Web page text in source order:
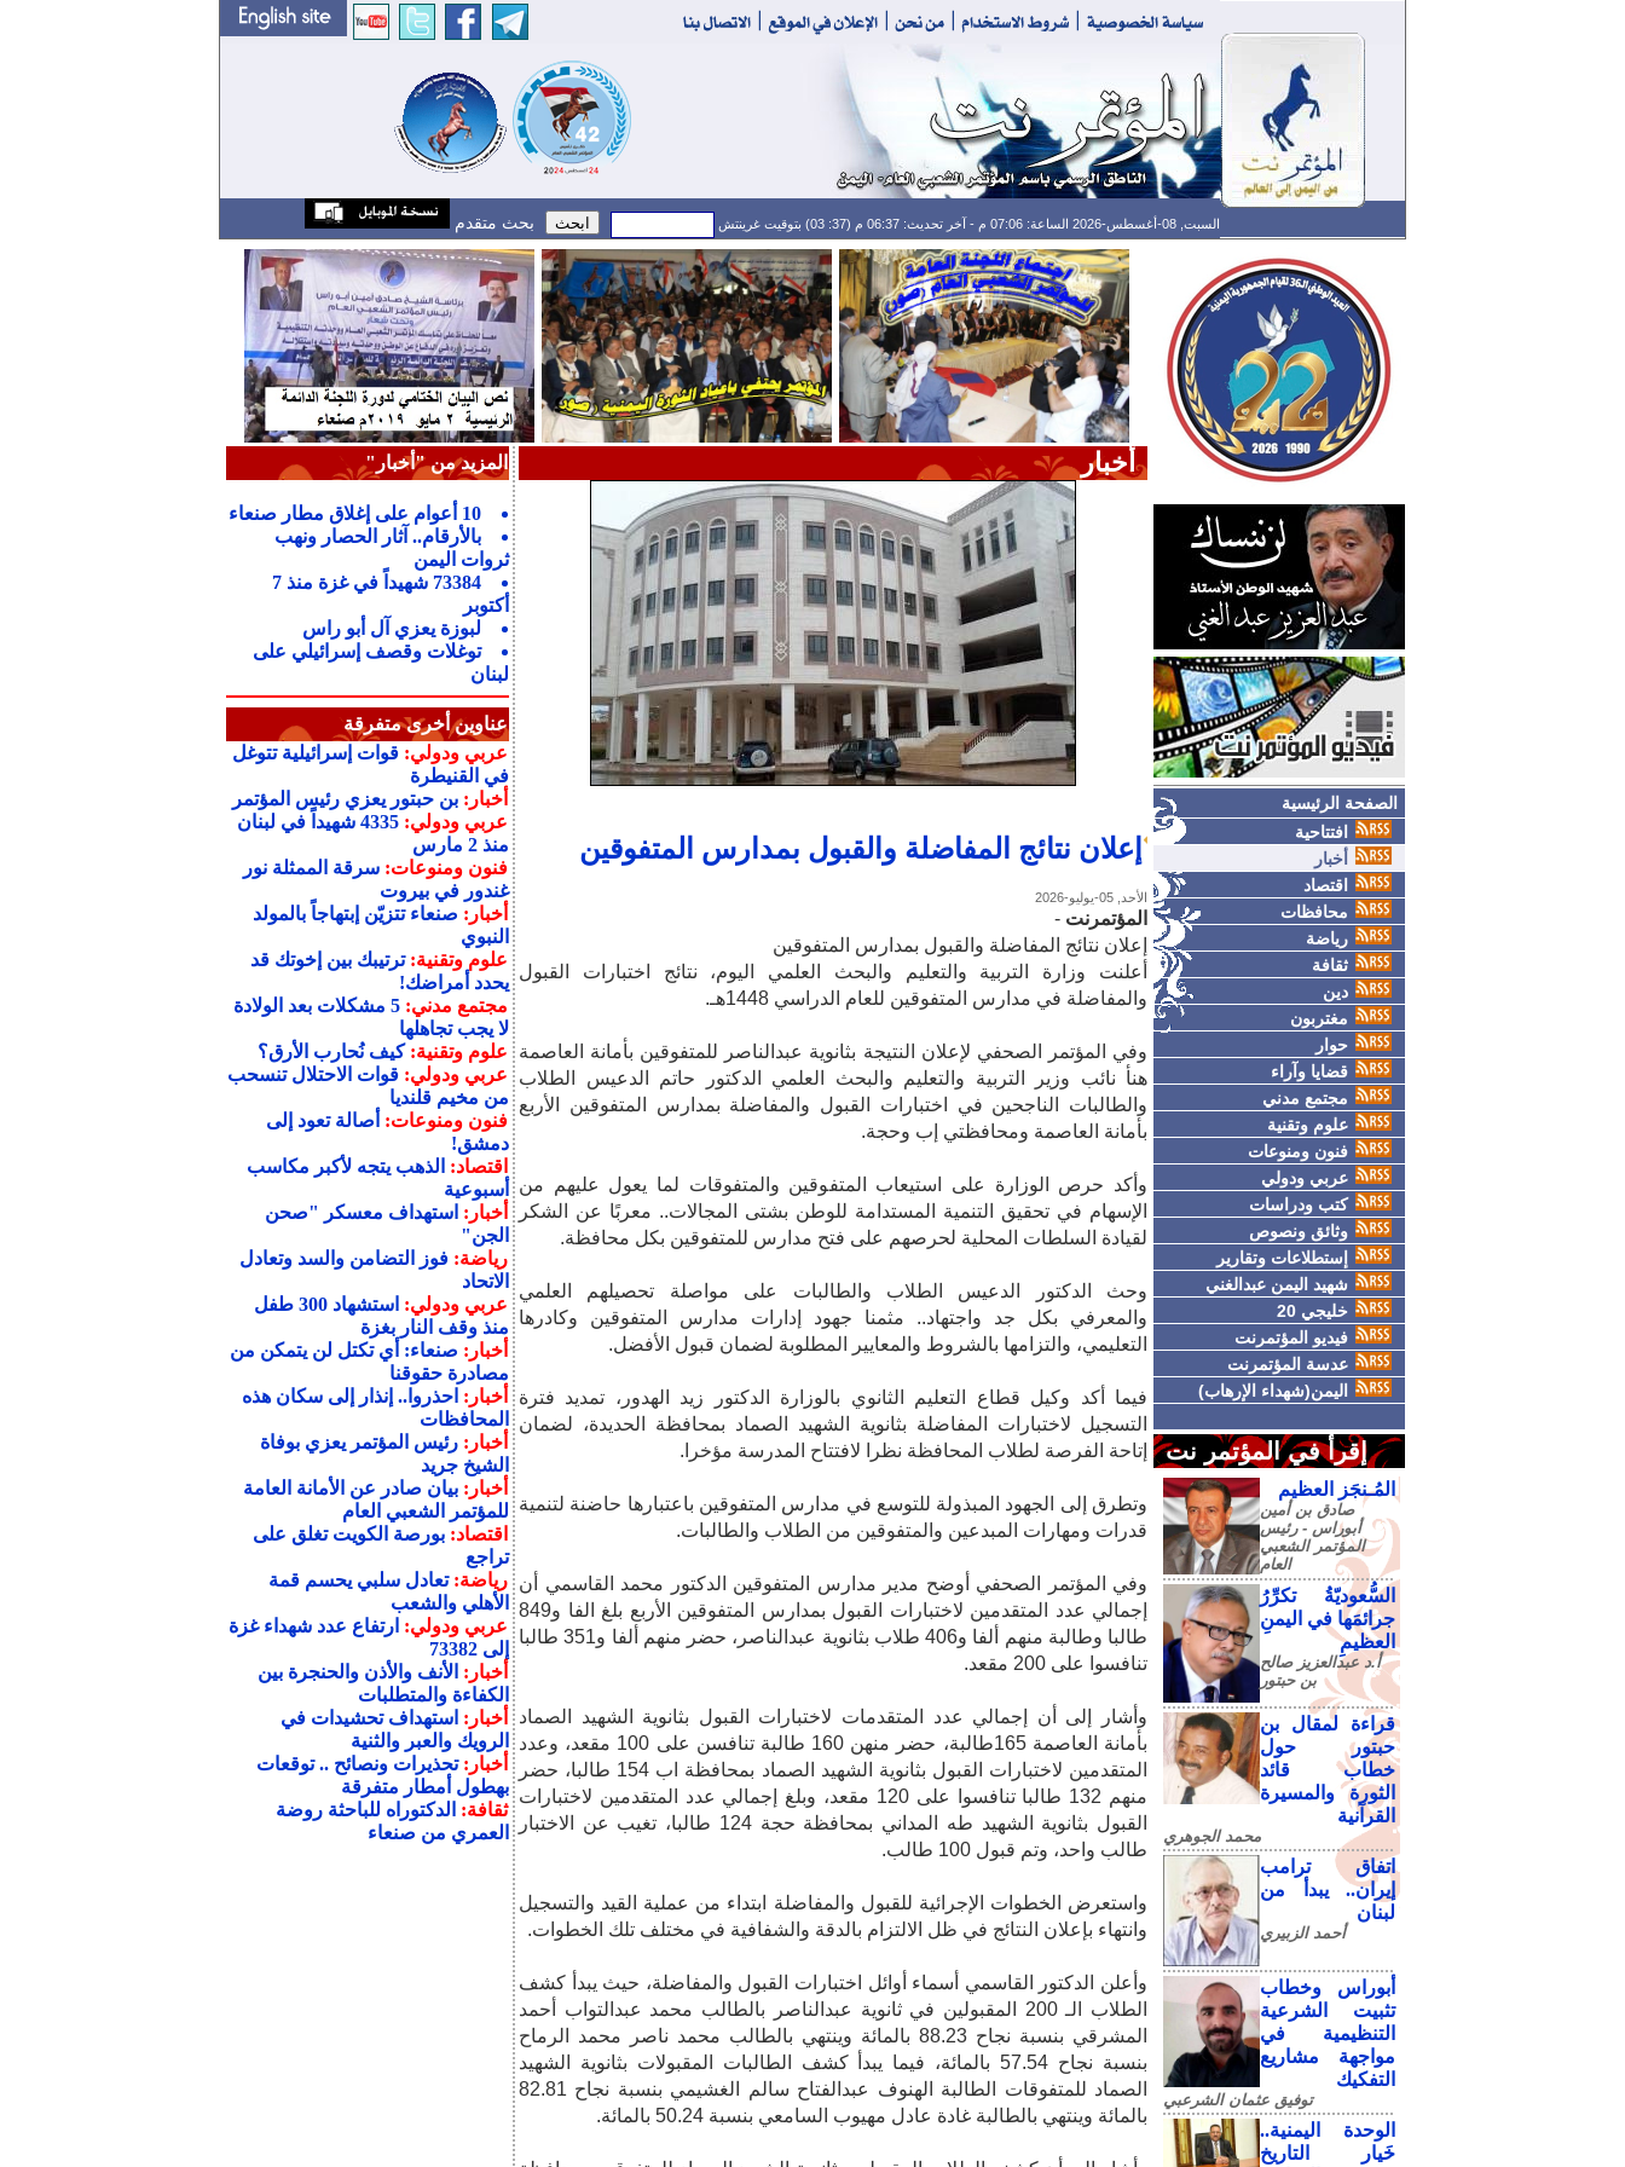
السبت, 08-أغسطس-2026 الساعة: 07:06 م - آخر تحديث: 06:37 م (37: 03) بتوقيت غرينتش بحث متقدم
الصفحة الرئيسية
افتتاحية
أخبار
اقتصاد
محافظات
رياضة
ثقافة
دين
مغتربون
حوار
قضايا وآراء
مجتمع مدني
علوم وتقنية
فنون ومنوعات
عربي ودولي
كتب ودراسات
وثائق ونصوص
إستطلاعات وتقارير
شهيد اليمن عبدالغني
خليجي 20
فيديو المؤتمرنت
عدسة المؤتمرنت
اليمن(شهداء الإرهاب)
إقرأ في المؤتمر نت
المُـنجَز العظيم
صادق‮ ‬بن‮ ‬أمين‮
‬أبوراس - رئيس‮
‬المؤتمر‮ ‬الشعبي‮
‬العام
السُّعوديّةُ تكرِّرُ
جرائمَها في اليمنِ
العظيمِ
أ.د عبدالعزيز صالح
بن حبتور
قراءة لمقال بن
حبتور حول
خطاب قائد
الثورة والمسيرة
القرآنية
محمد الجوهري
اتفاق ترامب
إيران.. يبدأ من
لبنان
أحمد الزبيري
أبوراس وخطاب
تثبيت الشرعية
التنظيمية في
مواجهة مشاريع
التفكيك
توفيق عثمان الشرعبي
الوحدة اليمنية..
خَيار التاريخ
أخبار
إعلان نتائج المفاضلة والقبول بمدارس المتفوقين
الأحد, 05-يوليو-2026
المؤتمرنت -
إعلان نتائج المفاضلة والقبول بمدارس المتفوقين
أعلنت وزارة التربية والتعليم والبحث العلمي اليوم، نتائج اختبارات القبول
والمفاضلة في مدارس المتفوقين للعام الدراسي 1448هـ.
وفي المؤتمر الصحفي لإعلان النتيجة بثانوية عبدالناصر للمتفوقين بأمانة العاصمة
هنأ نائب وزير التربية والتعليم والبحث العلمي الدكتور حاتم الدعيس الطلاب
والطالبات الناجحين في اختبارات القبول والمفاضلة بمدارس المتفوقين الأربع
بأمانة العاصمة ومحافظتي إب وحجة.
وأكد حرص الوزارة على استيعاب المتفوقين والمتفوقات لما يعول عليهم من
الإسهام في تحقيق التنمية المستدامة للوطن بشتى المجالات.. معربًا عن الشكر
لقيادة السلطات المحلية لحرصهم على فتح مدارس للمتفوقين بكل محافظة.
وحث الدكتور الدعيس الطلاب والطالبات على مواصلة تحصيلهم العلمي
والمعرفي بكل جد واجتهاد.. مثمنا جهود إدارات مدارس المتفوقين وكادرها
التعليمي، والتزامها بالشروط والمعايير المطلوبة لضمان قبول الأفضل.
فيما أكد وكيل قطاع التعليم الثانوي بالوزارة الدكتور زيد الهدور، تمديد فترة
التسجيل لاختبارات المفاضلة بثانوية الشهيد الصماد بمحافظة الحديدة، لضمان
إتاحة الفرصة لطلاب المحافظة نظرا لافتتاح المدرسة مؤخرا.
وتطرق إلى الجهود المبذولة للتوسع في مدارس المتفوقين باعتبارها حاضنة لتنمية
قدرات ومهارات المبدعين والمتفوقين من الطلاب والطالبات.
وفي المؤتمر الصحفي أوضح مدير مدارس المتفوقين الدكتور محمد القاسمي أن
إجمالي عدد المتقدمين لاختبارات القبول بمدارس المتفوقين الأربع بلغ الفا و849
طالبا وطالبة منهم ألفا و406 طلاب بثانوية عبدالناصر، حضر منهم ألفا و351 طالبا
تنافسوا على 200 مقعد.
وأشار إلى أن إجمالي عدد المتقدمات لاختبارات القبول بثانوية الشهيد الصماد
بأمانة العاصمة 165طالبة، حضر منهن 160 طالبة تنافسن على 100 مقعد، وعدد
المتقدمين لاختبارات القبول بثانوية الشهيد الصماد بمحافظة اب 154 طالبا، حضر
منهم 132 طالبا تنافسوا على 120 مقعد، وبلغ إجمالي عدد المتقدمين لاختبارات
القبول بثانوية الشهيد طه المداني بمحافظة حجة 124 طالبا، تغيب عن الاختبار
طالب واحد، وتم قبول 100 طالب.
واستعرض الخطوات الإجرائية للقبول والمفاضلة ابتداء من عملية القيد والتسجيل
وانتهاء بإعلان النتائج في ظل الالتزام بالدقة والشفافية في مختلف تلك الخطوات.
وأعلن الدكتور القاسمي أسماء أوائل اختبارات القبول والمفاضلة، حيث يبدأ كشف
الطلاب الـ 200 المقبولين في ثانوية عبدالناصر بالطالب محمد عبدالتواب أحمد
المشرقي بنسبة نجاح 88.23 بالمائة وينتهي بالطالب محمد ناصر محمد الرماح
بنسبة نجاح 57.54 بالمائة، فيما يبدأ كشف الطالبات المقبولات بثانوية الشهيد
الصماد للمتفوقات الطالبة الهنوف عبدالفتاح سالم الغشيمي بنسبة نجاح 82.81
بالمائة وينتهي بالطالبة غادة عادل مهيوب السامعي بنسبة 50.24 بالمائة.
المزيد من "أخبار"
10 أعوام على إغلاق مطار صنعاء
بالأرقام.. آثار الحصار ونهب
ثروات اليمن
73384 شهيداً في غزة منذ 7
أكتوبر
لبوزة يعزي آل أبو راس
توغلات وقصف إسرائيلي على
لبنان
عناوين أخرى متفرقة
عربي ودولي:قوات إسرائيلية تتوغل
في القنيطرة
أخبار:بن حبتور يعزي رئيس المؤتمر
عربي ودولي:
4335 شهيداً في لبنان
منذ 2 مارس
فنون ومنوعات:سرقة الممثلة نور
غندور في بيروت
أخبار: صنعاء تتزيّن إبتهاجاً بالمولد
النبوي
علوم وتقنية:ترتيبك بين إخوتك قد
يحدد أمراضك!
مجتمع مدني:
5 مشكلات بعد الولادة
لا يجب تجاهلها
علوم وتقنية:كيف نُحارب الأرق؟
عربي ودولي:قوات الاحتلال تنسحب
من مخيم قلنديا
فنون ومنوعات: أصالة تعود إلى
دمشق!
اقتصاد: الذهب يتجه لأكبر مكاسب
أسبوعية
أخبار: استهداف معسكر "صحن
الجن"
رياضة:فوز التضامن والسد وتعادل
الاتحاد
عربي ودولي:
استشهاد 300 طفل
منذ وقف النار بغزة
أخبار: صنعاء: أي تكتل لن يتمكن من
مصادرة حقوقنا
أخبار: احذروا.. إنذار إلى سكان هذه
المحافظات
أخبار:رئيس المؤتمر يعزي بوفاة
الشيخ جريد
أخبار:بيان صادر عن الأمانة العامة
للمؤتمر الشعبي العام
اقتصاد:بورصة الكويت تغلق على
تراجع
رياضة:تعادل سلبي يحسم قمة
الأهلي والشعب
عربي ودولي: ارتفاع عدد شهداء غزة
إلى 73382
أخبار: الأنف والأذن والحنجرة بين
الكفاءة والمتطلبات
أخبار: استهداف تحشيدات في
الرويك والعبر والثنية
أخبار:تحذيرات ونصائح .. توقعات
بهطول أمطار متفرقة
ثقافة: الدكتوراه للباحثة روضة
العمري من صنعاء